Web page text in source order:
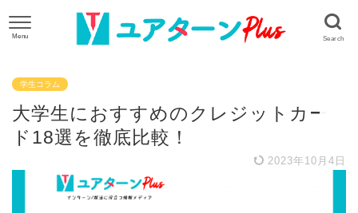
学生コラム
大学生におすすめのクレジットカー
ド18選を徹底比較！
2023年10月4日